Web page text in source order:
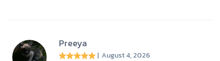
Preeya
| August 4, 2026